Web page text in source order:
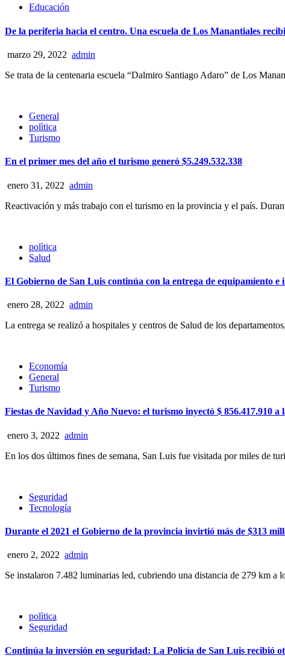
Educación
De la periferia hacia el centro. Una escuela de Los Manantiales
marzo 29, 2022 admin
Se trata de la centenaria escuela “Dalmiro Santiago Adaro” de Los
General
polìtica
Turismo
En el primer mes del año el turismo generó $5.249.532.338
enero 31, 2022 admin
Reactivación y más trabajo con el turismo en la provincia y el país.
polìtica
Salud
El Gobierno de San Luis continúa con la entrega de equipamiento
enero 28, 2022 admin
La entrega se realizó a hospitales y centros de Salud de los
Economía
General
Turismo
Fiestas de Navidad y Año Nuevo: el turismo inyectó $ 856.417.910 a
enero 3, 2022 admin
En los dos últimos fines de semana, San Luis fue visitada por miles de
Seguridad
Tecnología
Durante el 2021 el Gobierno de la provincia invirtió más de $313
enero 2, 2022 admin
Se instalaron 7.482 luminarias led, cubriendo una distancia de 279 km a
polìtica
Seguridad
Continúa la inversión en seguridad: La Policía de San Luis recibió